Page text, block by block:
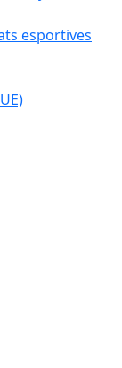
esportives